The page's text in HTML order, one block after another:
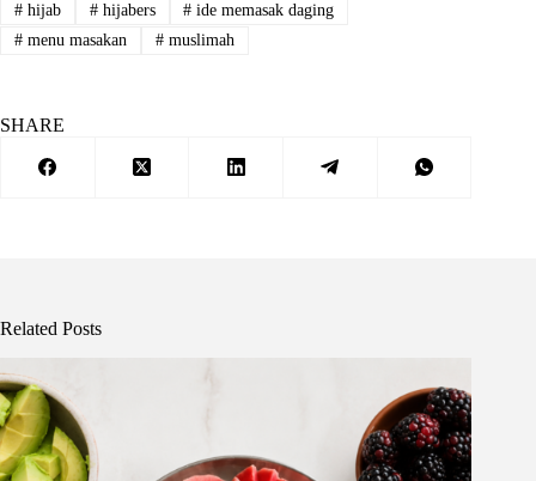
#hijab #hijabers # ide memasak daging
#menu masakan #muslimah
SHARE
Related Posts